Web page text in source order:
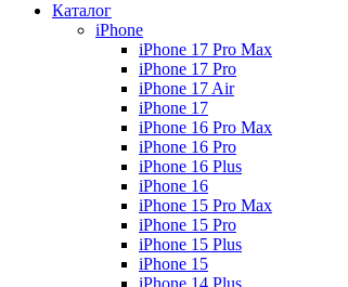
Каталог
iPhone
iPhone 17 Pro Max
iPhone 17 Pro
iPhone 17 Air
iPhone 17
iPhone 16 Pro Max
iPhone 16 Pro
iPhone 16 Plus
iPhone 16
iPhone 15 Pro Max
iPhone 15 Pro
iPhone 15 Plus
iPhone 15